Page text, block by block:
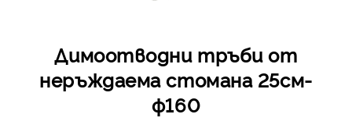
Димоотводни тръби от
неръждаема стомана 25см-
ф160Отложено до 30 дни